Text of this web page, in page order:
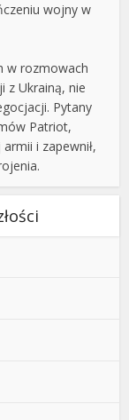
wojny w
w rozmowach
z Ukrainą, nie
Pytany
Patriot,
i zapewnił,